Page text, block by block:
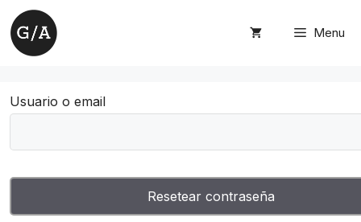
Saltar
contenido
Menu
Usuario o email